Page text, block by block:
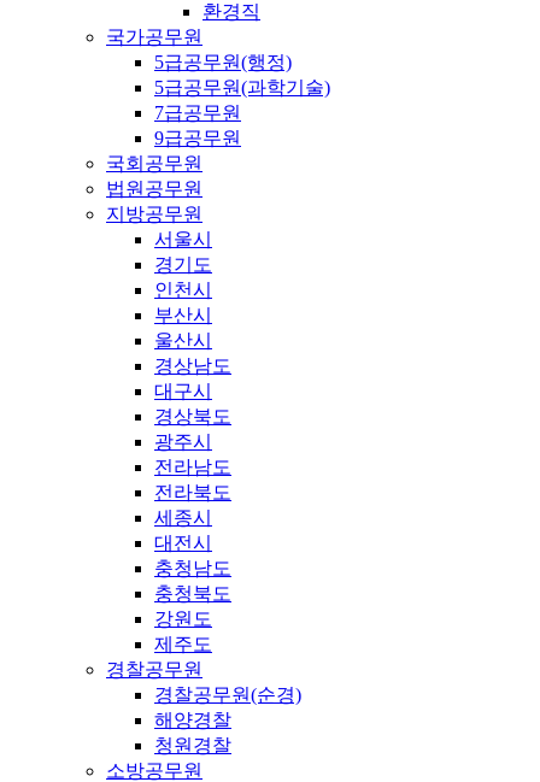
환경직
국가공무원
5급공무원(행정)
5급공무원(과학기술)
7급공무원
9급공무원
국회공무원
법원공무원
지방공무원
서울시
경기도
인천시
부산시
울산시
경상남도
대구시
경상북도
광주시
전라남도
전라북도
세종시
대전시
충청남도
충청북도
강원도
제주도
경찰공무원
경찰공무원(순경)
해양경찰
청원경찰
소방공무원